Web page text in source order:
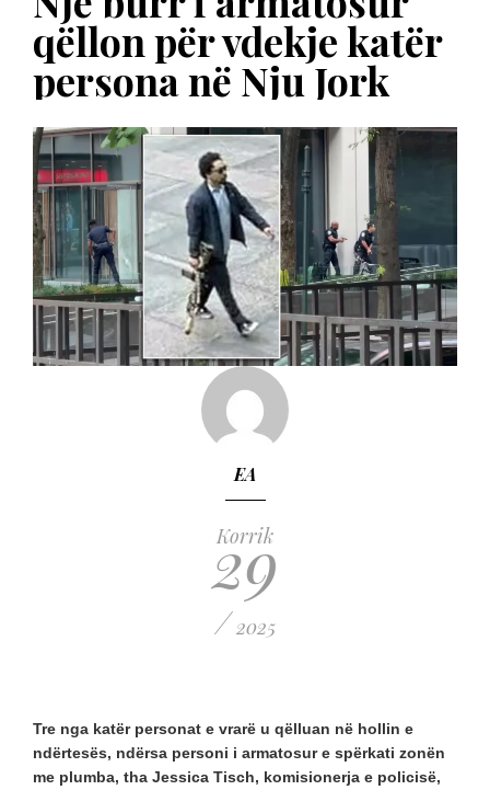
qëllon për vdekje katër
persona në Nju Jork
EA
Korrik
29
/ 2025
Tre nga katër personat e vrarë u qëlluan në hollin e
ndërtesës, ndërsa personi i armatosur e spërkati zonën
me plumba, tha Jessica Tisch, komisionerja e policisë,